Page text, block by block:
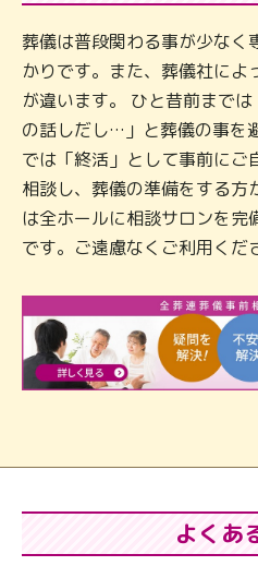
葬儀は普段関わる事が少なく
かりです。また、葬儀社に
が違います。 ひと昔前まで
の話しだし…」と葬儀の事を
では「終活」として事前にご
相談し、葬儀の準備をする方
は全ホールに相談サロンを完
です。ご遠慮なくご利用くだ
よくあ